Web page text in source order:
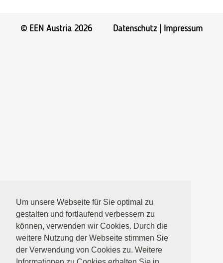
Um unsere Webseite für Sie optimal zu
gestalten und fortlaufend verbessern zu
können, verwenden wir Cookies. Durch die
weitere Nutzung der Webseite stimmen Sie
der Verwendung von Cookies zu. Weitere
© EEN Austria 2026 Datenschutz| Impressum